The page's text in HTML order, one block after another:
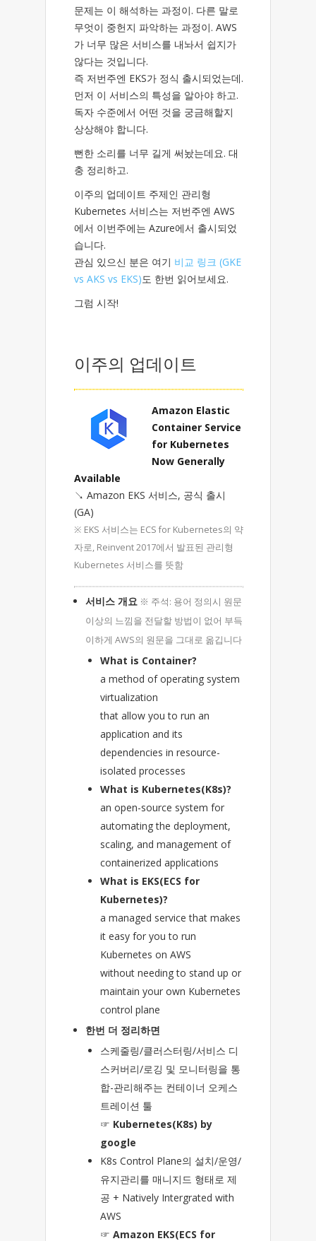
문제는 이 해석하는 과정이. 다른 말로
무엇이 중헌지 파악하는 과정이. AWS
가 너무 많은 서비스를 내놔서 쉽지가
않다는 것입니다.
즉 저번주엔 EKS가 정식 출시되었는데.
먼저 이 서비스의 특성을 알아야 하고.
독자 수준에서 어떤 것을 궁금해할지
상상해야 합니다.
뻔한 소리를 너무 길게 써놨는데요. 대
충 정리하고.
이주의 업데이트 주제인 관리형
Kubernetes 서비스는 저번주엔 AWS
에서 이번주에는 Azure에서 출시되었
습니다.
관심 있으신 분은 여기 비교 링크 (GKE
vs AKS vs EKS)도 한번 읽어보세요.
그럼 시작!
이주의 업데이트
Amazon Elastic
Container Service
for Kubernetes
Now Generally
Available
↘ Amazon EKS 서비스, 공식 출시
(GA)
※ EKS 서비스는 ECS for Kubernetes의 약
자로, Reinvent 2017에서 발표된 관리형
Kubernetes 서비스를 뜻함
서비스 개요 ※ 주석: 용어 정의시 원문
이상의 느낌을 전달할 방법이 없어 부득
이하게 AWS의 원문을 그대로 옮깁니다
What is Container?
a method of operating system
virtualization
that allow you to run an
application and its
dependencies in resource-
isolated processes
What is Kubernetes(K8s)?
an open-source system for
automating the deployment,
scaling, and management of
containerized applications
What is EKS(ECS for
Kubernetes)?
a managed service that makes
it easy for you to run
Kubernetes on AWS
without needing to stand up or
maintain your own Kubernetes
control plane
한번 더 정리하면
스케줄링/클러스터링/서비스 디
스커버리/로깅 및 모니터링을 통
합-관리해주는 컨테이너 오케스
트레이션 툴
☞ Kubernetes(K8s) by
google
K8s Control Plane의 설치/운영/
유지관리를 매니지드 형태로 제
공 + Natively Intergrated with
AWS
☞ Amazon EKS(ECS for